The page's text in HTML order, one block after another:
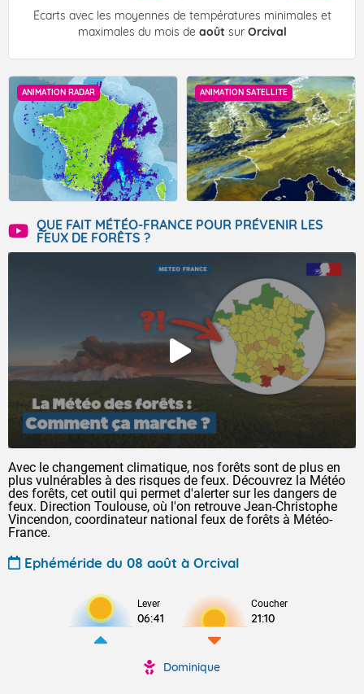
Écarts avec les moyennes de températures minimales et
maximales du mois de août sur Orcival
ANIMATION RADAR ANIMATION SATELLITE
QUE FAIT MÉTÉO-FRANCE POUR PRÉVENIR LES
FEUX DE FORÊTS ?
Avec le changement climatique, nos forêts sont de plus en
plus vulnérables à des risques de feux. Découvrez la Météo
des forêts, cet outil qui permet d'alerter sur les dangers de
feux. Direction Toulouse, où l'on retrouve Jean-Christophe
Vincendon, coordinateur national feux de forêts à Météo-
France.
Ephéméride du 08 août à Orcival
Lever
06:41
Coucher
21:10
Dominique